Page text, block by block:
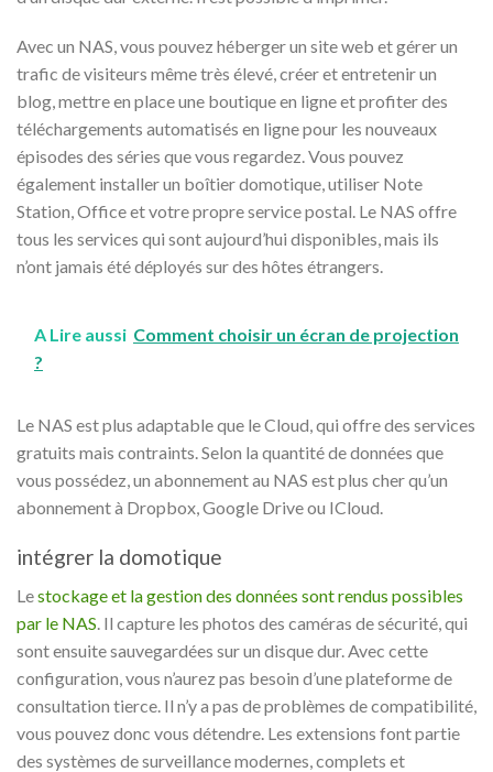
Avec un NAS, vous pouvez héberger un site web et gérer un
trafic de visiteurs même très élevé, créer et entretenir un
blog, mettre en place une boutique en ligne et profiter des
téléchargements automatisés en ligne pour les nouveaux
épisodes des séries que vous regardez. Vous pouvez
également installer un boîtier domotique, utiliser Note
Station, Office et votre propre service postal. Le NAS offre
tous les services qui sont aujourd’hui disponibles, mais ils
n’ont jamais été déployés sur des hôtes étrangers.
A Lire aussi Comment choisir un écran de projection
?
Le NAS est plus adaptable que le Cloud, qui offre des services
gratuits mais contraints. Selon la quantité de données que
vous possédez, un abonnement au NAS est plus cher qu’un
abonnement à Dropbox, Google Drive ou ICloud.
intégrer la domotique
Lestockage et la gestion des données sont rendus possibles
par le NAS . Il capture les photos des caméras de sécurité, qui
sont ensuite sauvegardées sur un disque dur. Avec cette
configuration, vous n’aurez pas besoin d’une plateforme de
consultation tierce. Il n’y a pas de problèmes de compatibilité,
vous pouvez donc vous détendre. Les extensions font partie
des systèmes de surveillance modernes, complets et